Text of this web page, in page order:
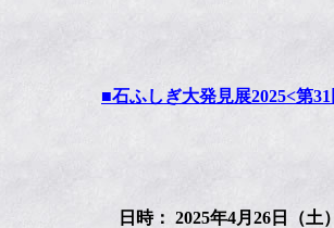
■石ふしぎ大発見展2025<第
日時： 2025年4月26日（土